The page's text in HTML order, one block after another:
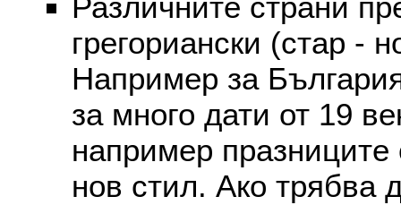
Различните страни
грегориански (стар -
Например за
за много дати от 19
например празниците
нов стил. Ако трябва